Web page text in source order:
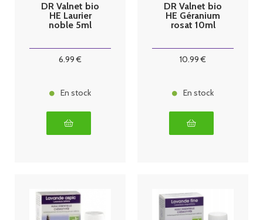
DR Valnet bio
HE Laurier
noble 5ml
6.99 €
En stock
DR Valnet bio
HE Géranium
rosat 10ml
10.99 €
En stock